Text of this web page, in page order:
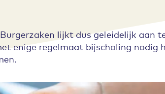
lijkt dus geleidelijk aan
enige regelmaat bijscholing nodig